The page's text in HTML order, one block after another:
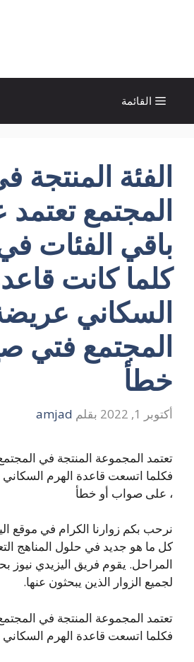
القائمة
الفئة المنتجة
المجتمع تعتمد
باقي الفئات
كلما كانت
السكاني
المجتمع فتي
خطأ
أكتوبر 1, 2022 بقلم amjad
تعتمد المجموعة المنتجة في
فكلما اتسعت قاعدة الهرم السكاني
، على صواب أو خطأ
نرحب بكم زوارنا الكرام في موقع
كل ما هو جديد في حلول المناهج
المراحل. يقوم فريق اليزيدي نيوز
لجميع الزوار الذين يبحثون عنها.
تعتمد المجموعة المنتجة في
فكلما اتسعت قاعدة الهرم السكاني